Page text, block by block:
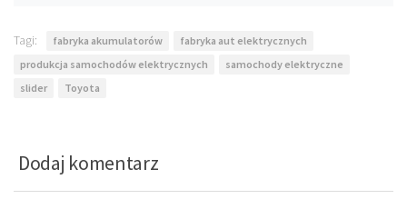
Tagi: fabryka akumulatorów
fabryka aut elektrycznych
produkcja samochodów elektrycznych
samochody elektryczne
slider
Toyota
Dodaj komentarz